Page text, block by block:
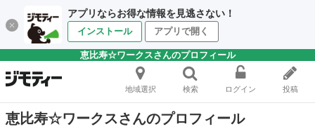
アプリならお得な情報を見逃さない！
インストール アプリで開く
恵比寿☆ワークスさんのプロフィール
地域選択 検索 ログイン 投稿
恵比寿☆ワークスさんのプロフィール